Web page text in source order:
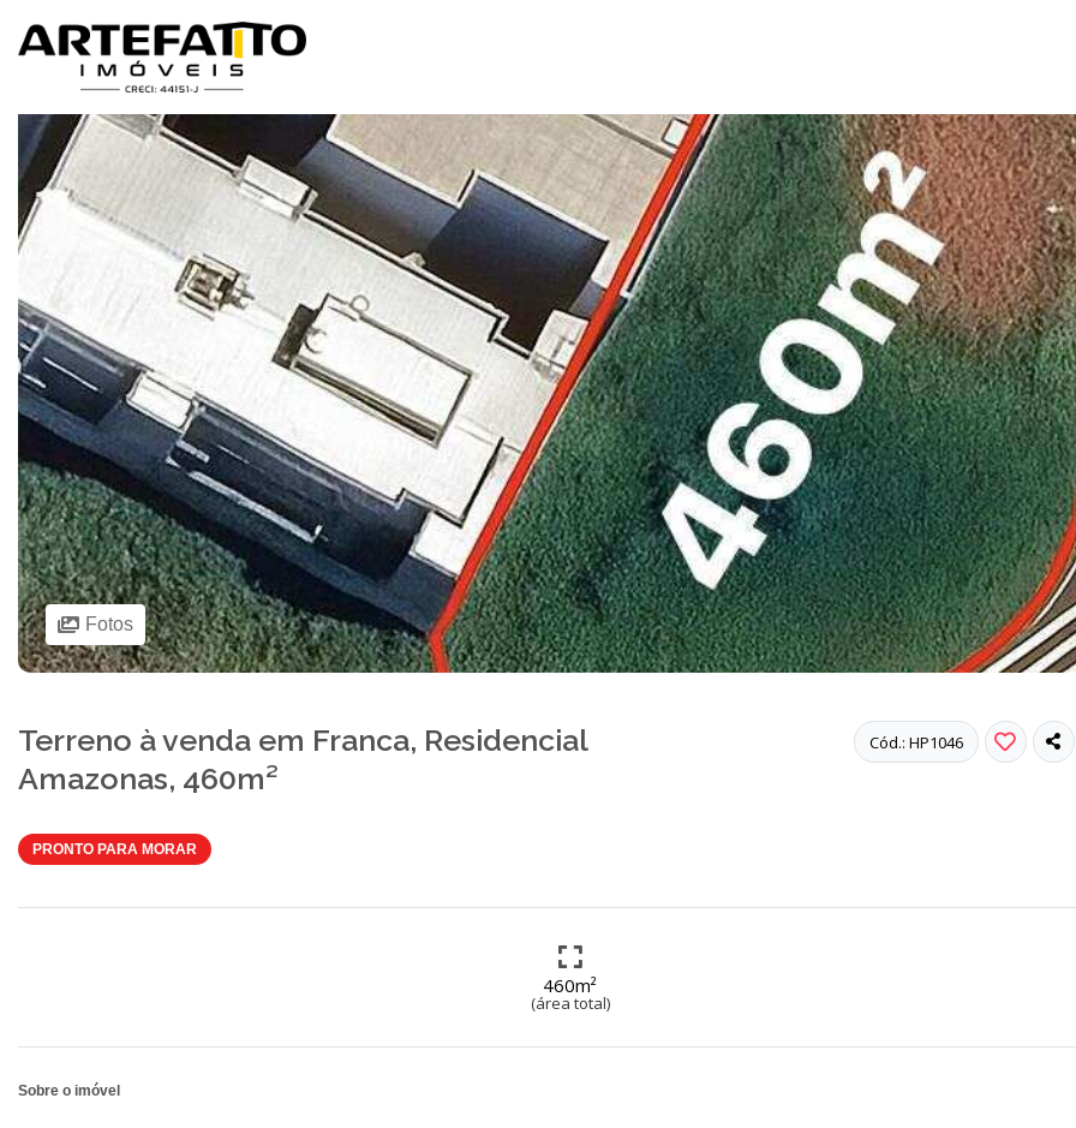
Home / Imóveis à venda / Terreno / Terreno à venda em Franca, Residencial Amazonas, 460m² - Cód. HP1046
Fotos
Cód.: HP1046
Terreno à venda em Franca, Residencial
Amazonas, 460m²
PRONTO PARA MORAR
460m²
(área total)
Sobre o imóvel